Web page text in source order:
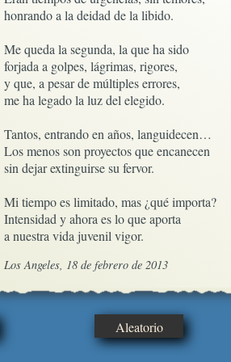
honrando a la deidad de la libido.
Me queda la segunda, la que ha sido
forjada a golpes, lágrimas, rigores,
y que, a pesar de múltiples errores,
me ha legado la luz del elegido.
Tantos, entrando en años, languidecen…
Los menos son proyectos que encanecen
sin dejar extinguirse su fervor.
Mi tiempo es limitado, mas ¿qué importa?
Intensidad y ahora es lo que aporta
a nuestra vida juvenil vigor.
Los Angeles, 18 de febrero de 2013
Aleatorio